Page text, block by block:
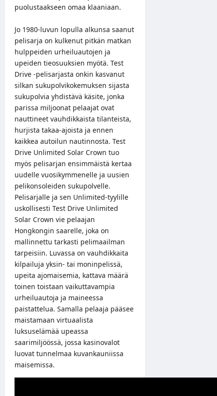
puolustaakseen omaa klaaniaan.
Jo 1980-luvun lopulla alkunsa saanut
pelisarja on kulkenut pitkän matkan
hulppeiden urheiluautojen ja
upeiden tieosuuksien myötä. Test
Drive -pelisarjasta onkin kasvanut
silkan sukupolvikokemuksen sijasta
sukupolvia yhdistävä käsite, jonka
parissa miljoonat pelaajat ovat
nauttineet vauhdikkaista tilanteista,
hurjista takaa-ajoista ja ennen
kaikkea autoilun nautinnosta. Test
Drive Unlimited Solar Crown tuo
myös pelisarjan ensimmäistä kertaa
uudelle vuosikymmenelle ja uusien
pelikonsoleiden sukupolvelle.
Pelisarjalle ja sen Unlimited-tyylille
uskollisesti Test Drive Unlimited
Solar Crown vie pelaajan
Hongkongin saarelle, joka on
mallinnettu tarkasti pelimaailman
tarpeisiin. Luvassa on vauhdikkaita
kilpailuja yksin- tai moninpelissä,
upeita ajomaisemia, kattava määrä
toinen toistaan vaikuttavampia
urheiluautoja ja maineessa
paistattelua. Samalla pelaaja pääsee
maistamaan virtuaalista
luksuselämää upeassa
saarimiljöössä, jossa kasinovalot
luovat tunnelmaa kuvankauniissa
maisemissa.